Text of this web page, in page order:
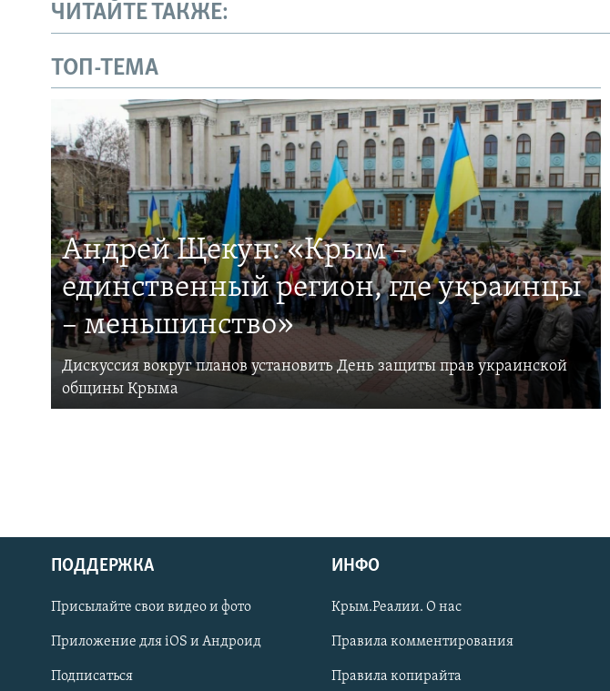
Українською
Qırımtatar
ПРИСОЕДИНЯЙТЕСЬ!
ЧИТАЙТЕ ТАКЖЕ:
ТОП-ТЕМА
Андрей Щекун: «Крым –
единственный регион, где украинцы
– меньшинство»
Дискуссия вокруг планов установить День защиты прав украинской
общины Крыма
ПОДДЕРЖКА
Присылайте свои видео и фото
Приложение для iOS и Андроид
Подписаться
ИНФО
Крым.Реалии. О нас
Правила комментирования
Правила копирайта